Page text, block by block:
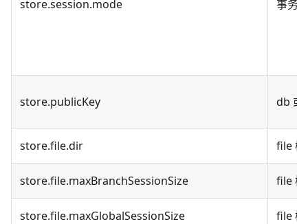
store.session.mode 事务
store.publicKey db 或
store.file.dir file 模
store.file.maxBranchSessionSize file 模
store.file.maxGlobalSessionSize file 模